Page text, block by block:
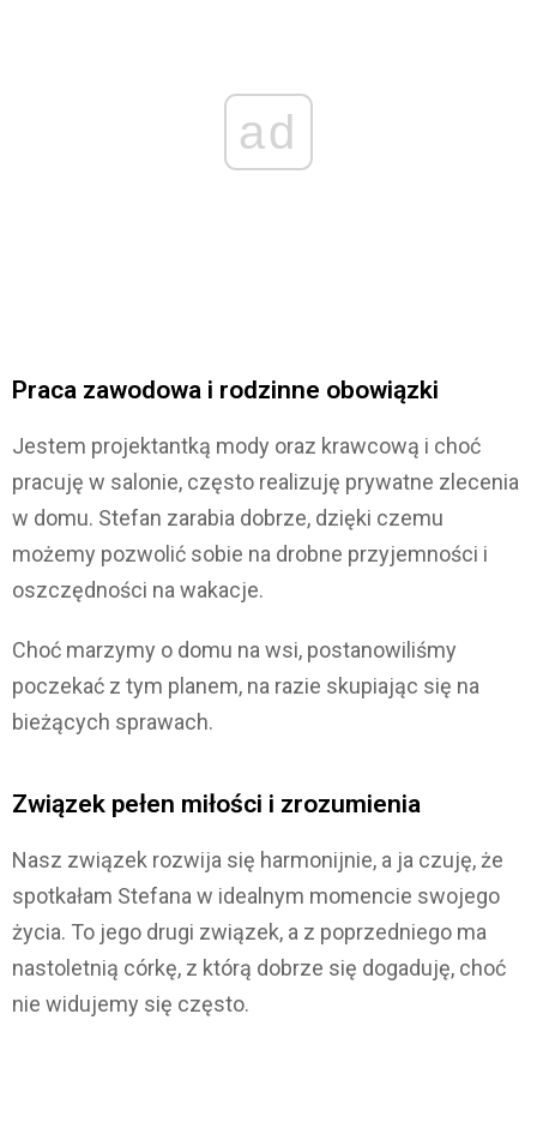
ad
Praca zawodowa i rodzinne obowiązki
Jestem projektantką mody oraz krawcową i choć
pracuję w salonie, często realizuję prywatne zlecenia
w domu. Stefan zarabia dobrze, dzięki czemu
możemy pozwolić sobie na drobne przyjemności i
oszczędności na wakacje.
Choć marzymy o domu na wsi, postanowiliśmy
poczekać z tym planem, na razie skupiając się na
bieżących sprawach.
Związek pełen miłości i zrozumienia
Nasz związek rozwija się harmonijnie, a ja czuję, że
spotkałam Stefana w idealnym momencie swojego
życia. To jego drugi związek, a z poprzedniego ma
nastoletnią córkę, z którą dobrze się dogaduję, choć
nie widujemy się często.